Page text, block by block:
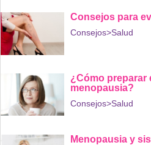
Consejos para
Consejos>Salud
¿Cómo preparar
menopausia?
Consejos>Salud
Menopausia y